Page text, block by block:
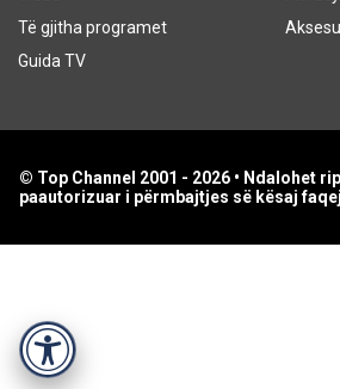
Accessibility
Të gjitha programet
Guida TV
© Top Channel 2001 - 2026 • Ndalohet
paautorizuar i përmbajtjes së kësaj